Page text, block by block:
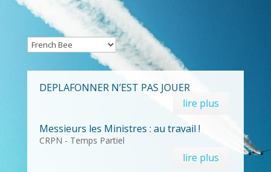
DEPLAFONNER N’EST PAS JOUER
lire plus
Messieurs les Ministres : au travail !
CRPN - Temps Partiel
lire plus